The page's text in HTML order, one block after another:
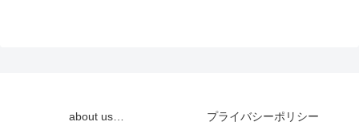
about us… プライバシーポリシー